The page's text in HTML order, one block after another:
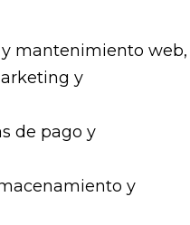
mantenimiento web,
y
de pago y
y